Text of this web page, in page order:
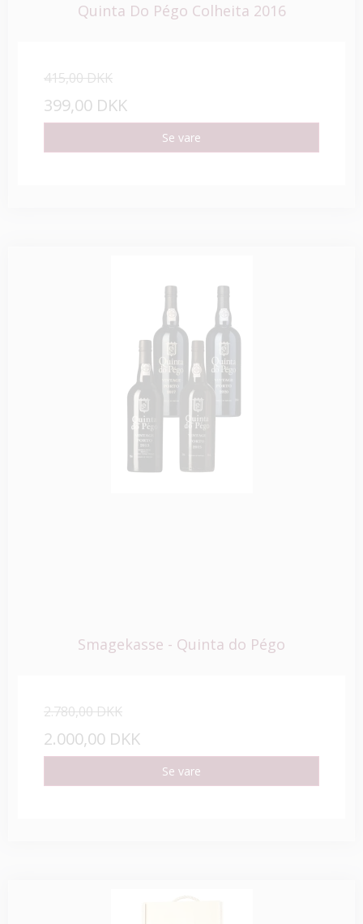
Quinta Do Pégo Colheita 2016
415,00 DKK
399,00 DKK
Se vare
Smagekasse - Quinta do Pégo
2.780,00 DKK
2.000,00 DKK
Se vare